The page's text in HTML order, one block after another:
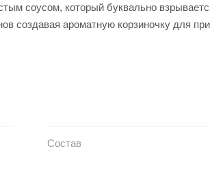
соусом, который буквально
создавая ароматную корзиночку для
Состав